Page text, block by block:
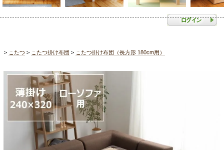
こたつ こたつ掛け布団 こたつ掛け布団（長方形 180cm用）